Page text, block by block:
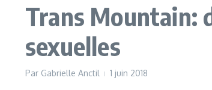
Trans Mountain:
sexuelles
Par Gabrielle Anctil 1 juin 2018